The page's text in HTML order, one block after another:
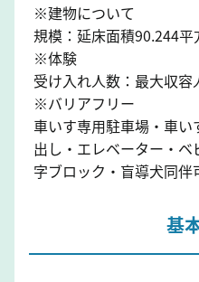
※建物について
規模：延床面積90.244
※体験
受け入れ人数：最大収容
※バリアフリー
車いす専用駐車場・車
出し・エレベーター・
字ブロック・盲導犬同伴
基